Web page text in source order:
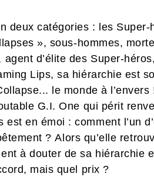
deux catégories : les Super-
», sous-hommes,
d’élite des Super-
Lips, sa hiérarchie est
le monde à l’envers
G.I. One qui périt
en émoi : comment l’un
? Alors qu’elle
à douter de sa hiérarchie
mais quel prix ?